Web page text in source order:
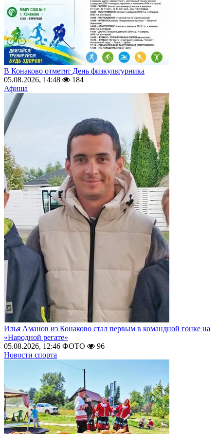
В Конаково отметят День физкультурника
05.08.2026, 14:48
184
Афиша
Илья Аманов из Конаково стал первым в командной гонке на
«Народной регате»
05.08.2026, 12:46 ФОТО
96
Новости спорта